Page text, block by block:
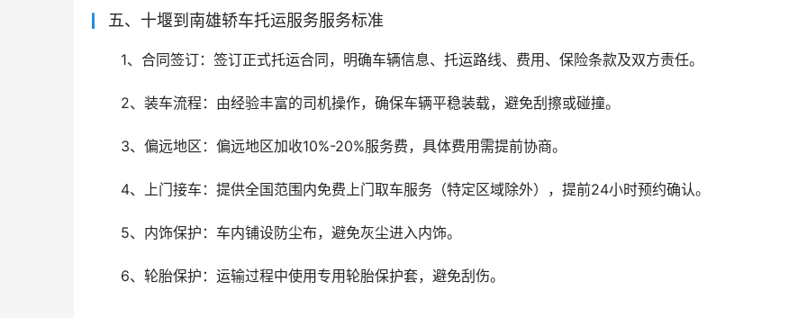
五、十堰到南雄轿车托运服务服务标准
1、合同签订：签订正式托运合同，明确车辆信息、托运路线、费用、保险条款及双方责任。
2、装车流程：由经验丰富的司机操作，确保车辆平稳装载，避免刮擦或碰撞。
3、偏远地区：偏远地区加收10%-20%服务费，具体费用需提前协商。
4、上门接车：提供全国范围内免费上门取车服务（特定区域除外），提前24小时预约确认。
5、内饰保护：车内铺设防尘布，避免灰尘进入内饰。
6、轮胎保护：运输过程中使用专用轮胎保护套，避免刮伤。